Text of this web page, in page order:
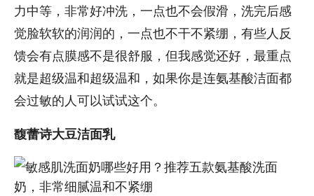
力中等，非常好冲洗，一点也不会假滑，洗完后感
觉脸软软的润润的，一点也不干不紧绷，有些人反
馈会有点膜感不是很舒服，但我感觉还好，最重点
就是超级温和超级温和，如果你是连氨基酸洁面都
会过敏的人可以试试这个。
馥蕾诗大豆洁面乳